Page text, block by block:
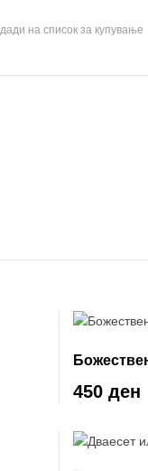
на список за купување
450 ден